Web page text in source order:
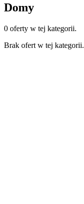
Domy
0 oferty w tej kategorii.
Brak ofert w tej kategorii.